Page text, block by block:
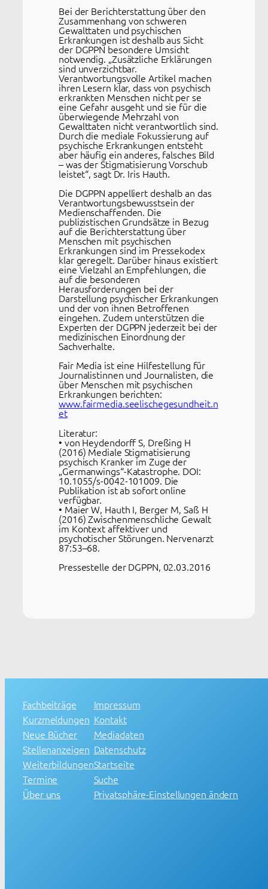
Bei der Berichterstattung über den
Zusammenhang von schweren
Gewalttaten und psychischen
Erkrankungen ist deshalb aus Sicht
der DGPPN besondere Umsicht
notwendig. „Zusätzliche Erklärungen
sind unverzichtbar.
Verantwortungsvolle Artikel machen
ihren Lesern klar, dass von psychisch
erkrankten Menschen nicht per se
eine Gefahr ausgeht und sie für die
überwiegende Mehrzahl von
Gewalttaten nicht verantwortlich sind.
Durch die mediale Fokussierung auf
psychische Erkrankungen entsteht
aber häufig ein anderes, falsches Bild
– was der Stigmatisierung Vorschub
leistet“, sagt Dr. Iris Hauth.
Die DGPPN appelliert deshalb an das
Verantwortungsbewusstsein der
Medienschaffenden. Die
publizistischen Grundsätze in Bezug
auf die Berichterstattung über
Menschen mit psychischen
Erkrankungen sind im Pressekodex
klar geregelt. Darüber hinaus existiert
eine Vielzahl an Empfehlungen, die
auf die besonderen
Herausforderungen bei der
Darstellung psychischer Erkrankungen
und der von ihnen Betroffenen
eingehen. Zudem unterstützen die
Experten der DGPPN jederzeit bei der
medizinischen Einordnung der
Sachverhalte.
Fair Media ist eine Hilfestellung für
Journalistinnen und Journalisten, die
über Menschen mit psychischen
Erkrankungen berichten:
www.fairmedia.seelischegesundheit.n
et
Literatur:
• von Heydendorff S, Dreßing H
(2016) Mediale Stigmatisierung
psychisch Kranker im Zuge der
„Germanwings“-Katastrophe. DOI:
10.1055/s-0042-101009. Die
Publikation ist ab sofort online
verfügbar.
• Maier W, Hauth I, Berger M, Saß H
(2016) Zwischenmenschliche Gewalt
im Kontext affektiver und
psychotischer Störungen. Nervenarzt
87:53–68.
Pressestelle der DGPPN, 02.03.2016
Fachbeiträge
Kurzmeldungen
Neue Bücher
Stellenanzeigen
Weiterbildungen
Termine
Über uns
Impressum
Kontakt
Mediadaten
Datenschutz
Startseite
Suche
Privatsphäre-Einstellungen ändern